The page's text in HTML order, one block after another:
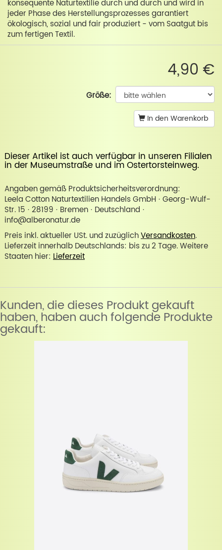
konsequente Naturtextilie durch und durch und wird in
jeder Phase des Herstellungsprozesses garantiert
ökologisch, sozial und fair produziert - vom Saatgut bis
zum fertigen Textil.
4,90 €
Größe:
In den Warenkorb
Dieser Artikel ist auch verfügbar in unseren Filialen
in der Museumstraßeund imOstertorsteinweg.
Angaben gemäß Produktsicherheitsverordnung:
Leela Cotton Naturtextilien Handels GmbH · Georg-Wulf-
Str. 15 · 28199 · Bremen · Deutschland ·
info@alberonatur.de
Preis inkl. aktueller USt. und zuzüglichVersandkosten.
Lieferzeit innerhalb Deutschlands: bis zu 2 Tage. Weitere
Staaten hier: Lieferzeit
Kunden, die dieses Produkt gekauft
haben, haben auch folgende Produkte
gekauft: